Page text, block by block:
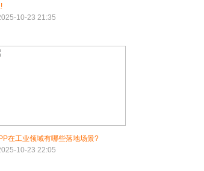
10-23 21:35
在工业领域有哪些落地场景?
10-23 22:05